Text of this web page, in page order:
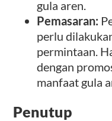
gula aren.
Pemasaran:
perlu
permintaan.
dengan
manfaat gula
Penutup